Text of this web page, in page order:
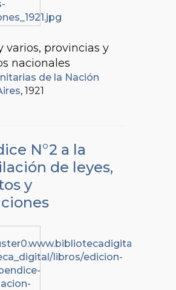
varios, provincias y
nacionales
de la Nación
, 1921
N°2 a la
de leyes,
y